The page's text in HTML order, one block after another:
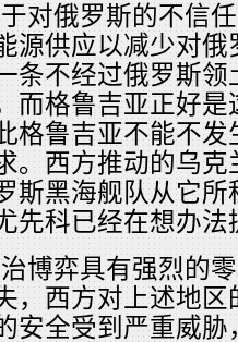
对俄罗斯的不信
源供应以减少对
条不经过俄罗斯
而格鲁吉亚正好
格鲁吉亚不能不
。西方推动的乌
斯黑海舰队从它
先科已经在想办
博弈具有强烈的
，西方对上述地
安全受到严重威